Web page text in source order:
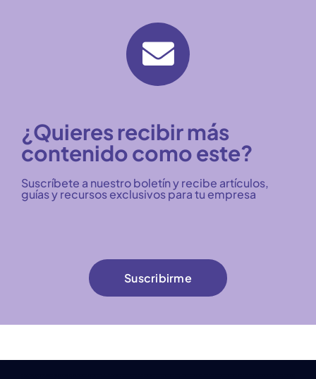
¿Quieres recibir más
contenido como este?
Suscríbete a nuestro boletín y recibe artículos,
guías y recursos exclusivos para tu empresa
Suscribirme